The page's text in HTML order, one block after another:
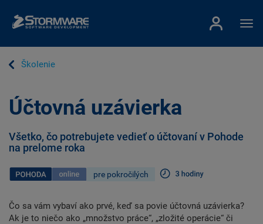
Školenie
Účtovná uzávierka
Všetko, čo potrebujete vedieť o účtovaní v Pohode
na prelome roka
Čo sa vám vybaví ako prvé, keď sa povie účtovná uzávierka?
Ak je to niečo ako „množstvo práce“, „zložité operácie“ či